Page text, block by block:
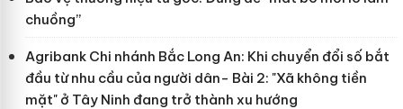
chuồng”
Agribank Chi nhánh Bắc Long An: Khi chuyển đổi số bắt
đầu từ nhu cầu của người dân- Bài 2: "Xã không tiền
mặt" ở Tây Ninh đang trở thành xu hướng